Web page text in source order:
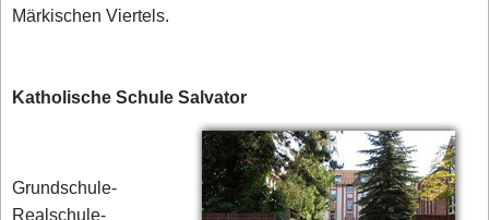
Märkischen Viertels.
Katholische Schule Salvator
Grundschule-